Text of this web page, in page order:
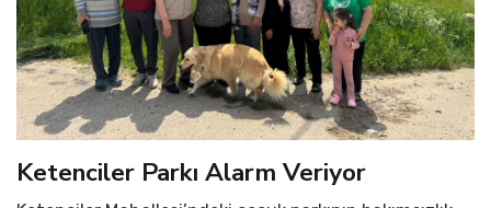
Ketenciler Parkı Alarm Veriyor